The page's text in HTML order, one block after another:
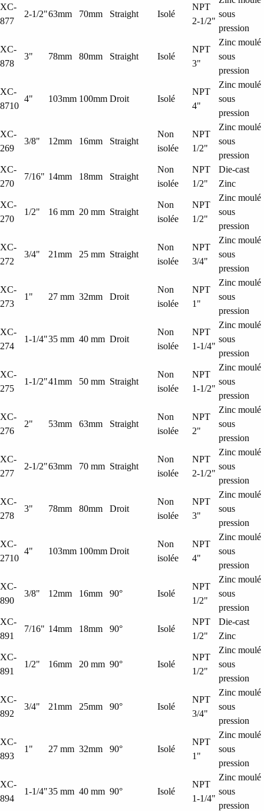
XC-
877
2-1/2"63mm 70mm Straight Isolé
NPT
2-1/2"
sous
pression
XC-
878
3" 78mm 80mm Straight Isolé
NPT
3"
Zinc moulé
sous
pression
XC-
8710
4" 103mm 100mm Droit Isolé
NPT
4"
Zinc moulé
sous
pression
XC-
269
3/8" 12mm 16mm Straight
Non
isolée
NPT
1/2"
Zinc moulé
sous
pression
XC-
270
7/16" 14mm 18mm Straight
Non
isolée
NPT
1/2"
Die-cast
Zinc
XC-
270
1/2" 16 mm 20 mm Straight
Non
isolée
NPT
1/2"
Zinc moulé
sous
pression
XC-
272
3/4" 21mm 25 mm Straight
Non
isolée
NPT
3/4"
Zinc moulé
sous
pression
XC-
273
1" 27 mm 32mm Droit
Non
isolée
NPT
1"
Zinc moulé
sous
pression
XC-
274
1-1/4"35 mm 40 mm Droit
Non
isolée
NPT
1-1/4"
Zinc moulé
sous
pression
XC-
275
1-1/2"41mm 50 mm Straight
Non
isolée
NPT
1-1/2"
Zinc moulé
sous
pression
XC-
276
2" 53mm 63mm Straight
Non
isolée
NPT
2"
Zinc moulé
sous
pression
XC-
277
2-1/2"63mm 70 mm Straight
Non
isolée
NPT
2-1/2"
Zinc moulé
sous
pression
XC-
278
3" 78mm 80mm Droit
Non
isolée
NPT
3"
Zinc moulé
sous
pression
XC-
2710
4" 103mm 100mm Droit
Non
isolée
NPT
4"
Zinc moulé
sous
pression
XC-
890
3/8" 12mm 16mm 90° Isolé
NPT
1/2"
Zinc moulé
sous
pression
XC-
891
7/16" 14mm 18mm 90° Isolé
NPT
1/2"
Die-cast
Zinc
XC-
891
1/2" 16mm 20 mm 90° Isolé
NPT
1/2"
Zinc moulé
sous
pression
XC-
892
3/4" 21mm 25mm 90° Isolé
NPT
3/4"
Zinc moulé
sous
pression
XC-
893
1" 27 mm 32mm 90° Isolé
NPT
1"
Zinc moulé
sous
pression
XC-
894
1-1/4"35 mm 40 mm 90° Isolé
NPT
1-1/4"
Zinc moulé
sous
pression